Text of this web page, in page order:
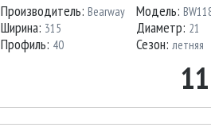
Производитель: Bearway
Ширина: 315
Профиль: 40
Модель:
Диаметр: 21
Сезон: летняя